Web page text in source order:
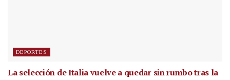
DEPORTES
La selección de Italia vuelve a quedar sin rumbo tras la